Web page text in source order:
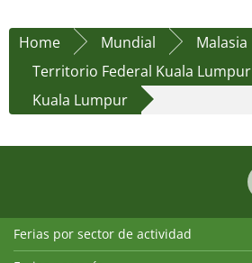
Home Mundial
Malasia
Territorio Federal Kuala Lumpur
Kuala Lumpur
Ferias por sector de actividad